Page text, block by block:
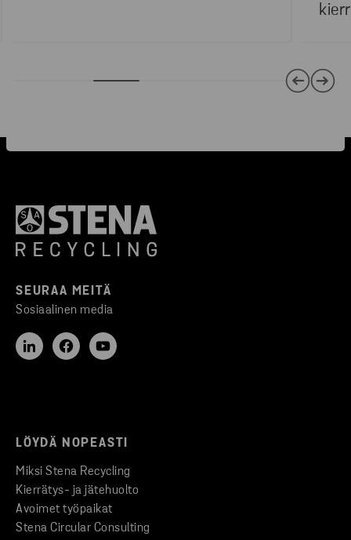
SEURAA MEITÄ
Sosiaalinen media
LÖYDÄ NOPEASTI
Miksi Stena Recycling
Kierrätys- ja jätehuolto
Avoimet työpaikat
Stena Circular Consulting